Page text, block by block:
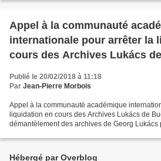
Appel à la communauté
internationale pour arrêter la
cours des Archives Lukács
Publié le 20/02/2018 à 11:18
Par Jean-Pierre Morbois
Appel à la communauté académique
liquidation en cours des Archives Lukács de
démantèlement des archives de Georg Lukács
Hébergé par Overblog